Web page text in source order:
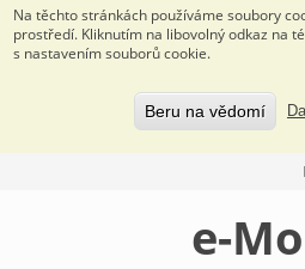
Na těchto stránkách používáme soubory
prostředí. Kliknutím na libovolný odkaz na
s nastavením souborů cookie.
Beru na vědomí
e-